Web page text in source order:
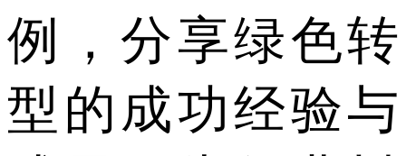
例，分享绿色转
型的成功经验与